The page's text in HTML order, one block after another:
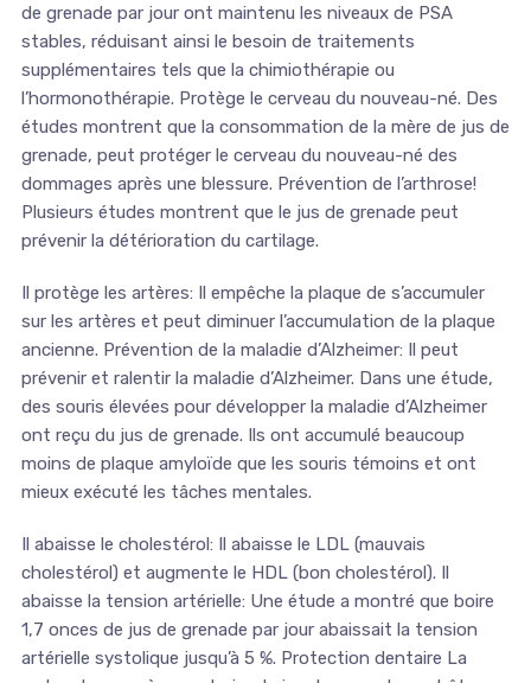
de grenade par jour ont maintenu les niveaux de PSA
stables, réduisant ainsi le besoin de traitements
supplémentaires tels que la chimiothérapie ou
l’hormonothérapie. Protège le cerveau du nouveau-né. Des
études montrent que la consommation de la mère de jus de
grenade, peut protéger le cerveau du nouveau-né des
dommages après une blessure. Prévention de l’arthrose!
Plusieurs études montrent que le jus de grenade peut
prévenir la détérioration du cartilage.
Il protège les artères: Il empêche la plaque de s’accumuler
sur les artères et peut diminuer l’accumulation de la plaque
ancienne. Prévention de la maladie d’Alzheimer: Il peut
prévenir et ralentir la maladie d’Alzheimer. Dans une étude,
des souris élevées pour développer la maladie d’Alzheimer
ont reçu du jus de grenade. Ils ont accumulé beaucoup
moins de plaque amyloïde que les souris témoins et ont
mieux exécuté les tâches mentales.
Il abaisse le cholestérol: Il abaisse le LDL (mauvais
cholestérol) et augmente le HDL (bon cholestérol). Il
abaisse la tension artérielle: Une étude a montré que boire
1,7 onces de jus de grenade par jour abaissait la tension
artérielle systolique jusqu’à 5 %. Protection dentaire La